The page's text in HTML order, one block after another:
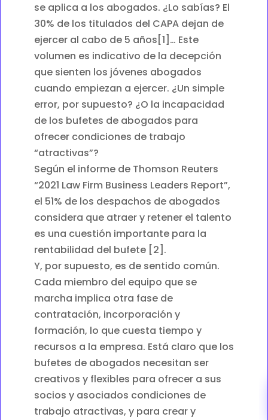
se aplica a los abogados. ¿Lo sabías? El
30% de los titulados del CAPA dejan de
ejercer al cabo de 5 años[1]… Este
volumen es indicativo de la decepción
que sienten los jóvenes abogados
cuando empiezan a ejercer. ¿Un simple
error, por supuesto? ¿O la incapacidad
de los bufetes de abogados para
ofrecer condiciones de trabajo
“atractivas”?
Según el informe de Thomson Reuters
“2021 Law Firm Business Leaders Report”,
el 51% de los despachos de abogados
considera que atraer y retener el talento
es una cuestión importante para la
rentabilidad del bufete [2].
Y, por supuesto, es de sentido común.
Cada miembro del equipo que se
marcha implica otra fase de
contratación, incorporación y
formación, lo que cuesta tiempo y
recursos a la empresa. Está claro que los
bufetes de abogados necesitan ser
creativos y flexibles para ofrecer a sus
socios y asociados condiciones de
trabajo atractivas, y para crear y